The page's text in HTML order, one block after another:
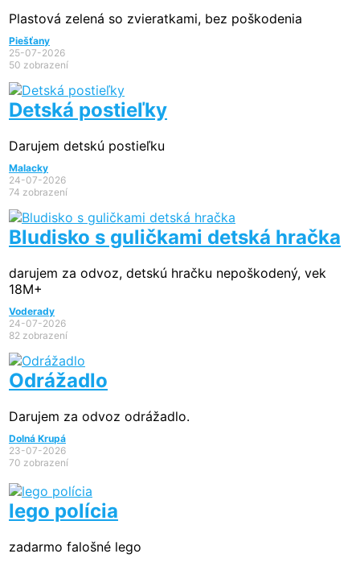
Plastová zelená so zvieratkami, bez poškodenia
Piešťany
25-07-2026
50 zobrazení
Detská postieľky
Darujem detskú postieľku
Malacky
24-07-2026
74 zobrazení
Bludisko s guličkami detská hračka
darujem za odvoz, detskú hračku nepoškodený, vek
18M+
Voderady
24-07-2026
82 zobrazení
Odrážadlo
Darujem za odvoz odrážadlo.
Dolná Krupá
23-07-2026
70 zobrazení
lego polícia
zadarmo falošné lego